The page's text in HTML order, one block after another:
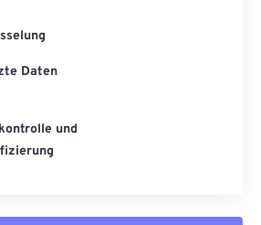
Daten
und